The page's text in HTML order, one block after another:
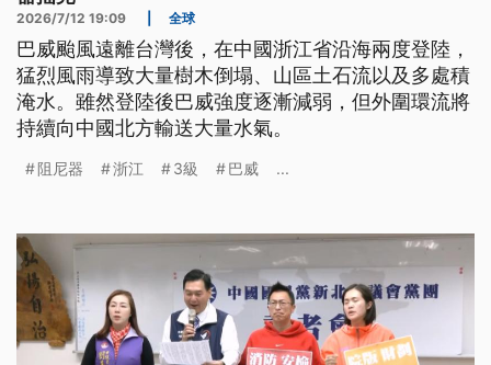
2026/7/12 19:09 全球
巴威颱風遠離台灣後，在中國浙江省沿海兩度登陸，
猛烈風雨導致大量樹木倒塌、山區土石流以及多處積
淹水。雖然登陸後巴威強度逐漸減弱，但外圍環流將
持續向中國北方輸送大量水氣。
阻尼器 浙江 3級 巴威 ...